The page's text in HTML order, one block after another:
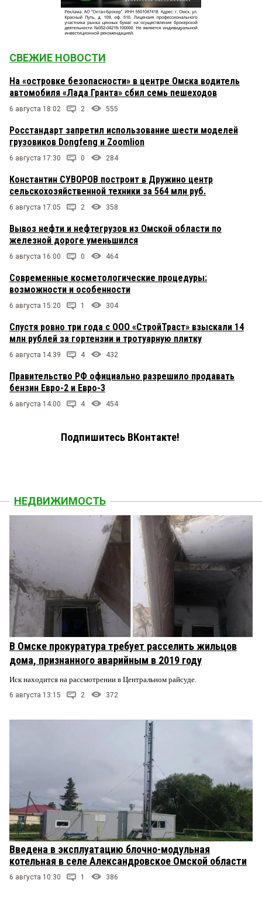
СВЕЖИЕ НОВОСТИ
На «островке безопасности» в центре Омска водитель
автомобиля «Лада Гранта» сбил семь пешеходов
6 августа 18:02 2 555
Росстандарт запретил использование шести моделей
грузовиков Dongfeng и Zoomlion
6 августа 17:30 0 284
Константин СУВОРОВ построит в Дружино центр
сельскохозяйственной техники за 564 млн руб.
6 августа 17:05 2 358
Вывоз нефти и нефтегрузов из Омской области по
железной дороге уменьшился
6 августа 16:00 0 464
Современные косметологические процедуры:
возможности и особенности
6 августа 15:20 1 304
Спустя ровно три года с ООО «СтройТраст» взыскали 14
млн рублей за гортензии и тротуарную плитку
6 августа 14:39 4 432
Правительство РФ официально разрешило продавать
бензин Евро-2 и Евро-3
6 августа 14:00 4 454
Подпишитесь ВКонтакте!
НЕДВИЖИМОСТЬ
В Омске прокуратура требует расселить жильцов
дома, признанного аварийным в 2019 году
Иск находится на рассмотрении в Центральном райсуде.
6 августа 13:15 2 372
Введена в эксплуатацию блочно-модульная
котельная в селе Александровское Омской области
6 августа 10:30 1 386